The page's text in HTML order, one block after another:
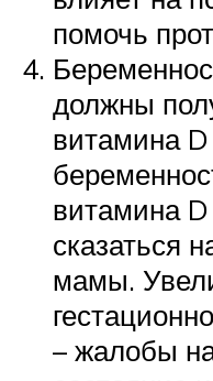
помочь
должны
витамина
витамина
сказаться
мамы.
– жалобы